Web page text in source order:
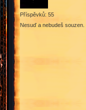
Příspěvků: 55
Nesuď a nebudeš souzen.